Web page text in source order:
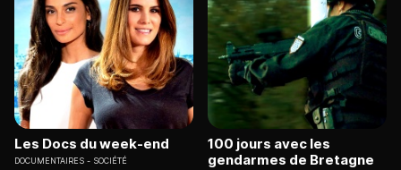
Les Docs du week-end
DOCUMENTAIRES SOCIÉTÉ
100 jours avec les
gendarmes de Bretagne